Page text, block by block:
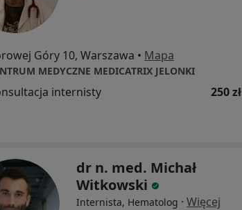
Góry 10, Warszawa • Mapa
MEDYCZNE MEDICATRIX JELONKI
internisty 250 zł
dr n. med. Michał
Witkowski
Internista, Hematolog · Więcej